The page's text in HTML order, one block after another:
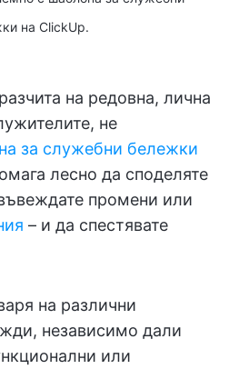
на ClickUp.
на редовна, лична
не
за служебни бележки
лесно да споделяте
промени или
– и да спестявате
на различни
независимо дали
или